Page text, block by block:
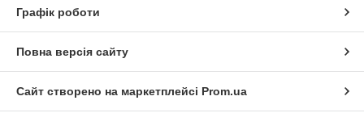
Графік роботи
Повна версія сайту
Сайт створено на маркетплейсі Prom.ua